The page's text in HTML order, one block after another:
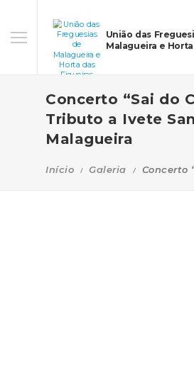
União das
Malagueira e
Concerto “Sai do
Tributo a Ivete
Malagueira
Início Galeria Concerto